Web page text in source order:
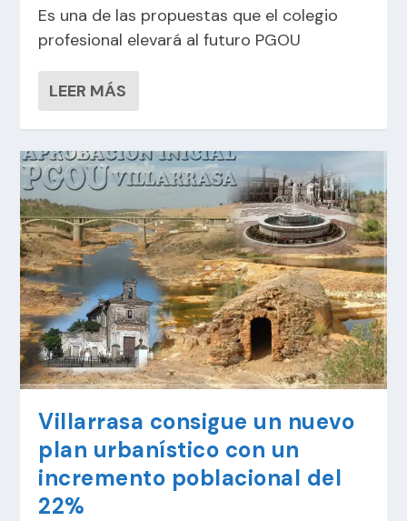
Es una de las propuestas que el colegio
profesional elevará al futuro PGOU
LEER MÁS
Villarrasa consigue un nuevo
plan urbanístico con un
incremento poblacional del
22%